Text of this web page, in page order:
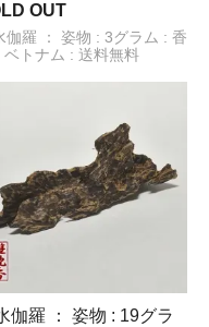
OUT
伽羅 ： 姿物 : 3グラム : 香
ベトナム : 送料無料
伽羅 ： 姿物 : 19グラ